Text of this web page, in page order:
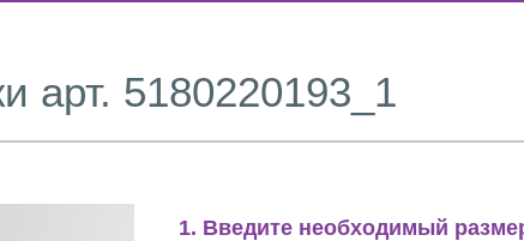
арт. 5180220193_1
1. Введите необходимый